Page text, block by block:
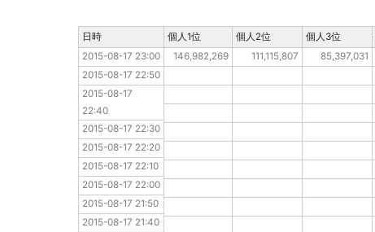
2015-08-17 23:00 146,982,269 111,115,807 85,397,031
2015-08-17 22:50
2015-08-17 22:40
2015-08-17 22:30
2015-08-17 22:20
2015-08-17 22:10
2015-08-17 22:00
2015-08-17 21:50
2015-08-17 21:40
2015-08-17 21:30
日時 個人1位 個人2位 個人3位
2015-08-17 23:00
2015-08-17 22:50
2015-08-17
22:40
2015-08-17 22:30
2015-08-17 22:20
2015-08-17 22:10
2015-08-17 22:00
2015-08-17 21:50
2015-08-17 21:40
日時